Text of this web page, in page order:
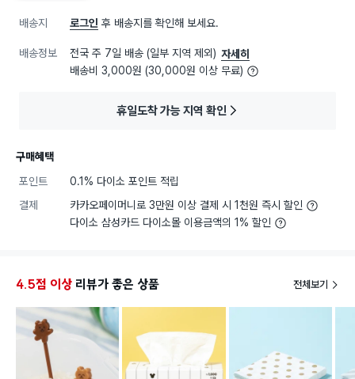
배송지 로그인 후 배송지를 확인해 보세요.
배송정보 전국 주 7일 배송 (일부 지역 제외) 자세히
배송비 3,000원 (30,000원 이상 무료)
휴일도착 가능 지역 확인
구매혜택
포인트
0.1% 다이소 포인트 적립
결제
카카오페이머니로 3만원 이상 결제 시 1천원 즉시 할인
다이소 삼성카드 다이소몰 이용금액의 1% 할인
4.5점 이상 리뷰가 좋은 상품 전체보기